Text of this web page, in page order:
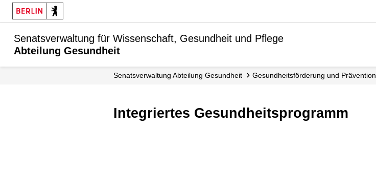
Senatsverwaltung für Wissenschaft, Gesundheit und Pflege
Abteilung Gesundheit
Senats­verwaltung Abteilung Gesundheit Gesundheits­förderung und Prävention
Integriertes Gesundheitsprogramm